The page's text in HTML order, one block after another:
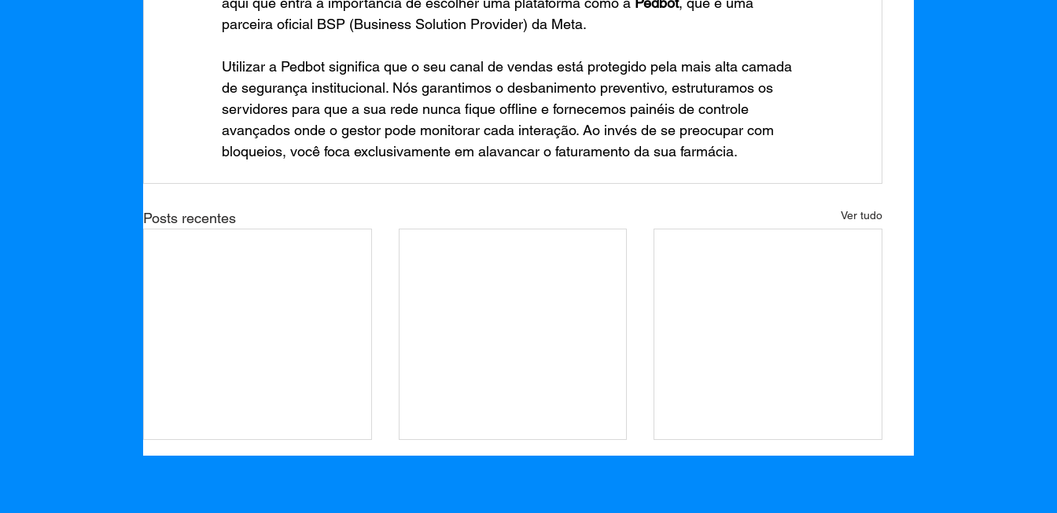
parceira oficial BSP (Business Solution Provider) da Meta.
Utilizar a Pedbot significa que o seu canal de vendas está protegido pela mais alta camada
de segurança institucional. Nós garantimos o desbanimento preventivo, estruturamos os
servidores para que a sua rede nunca fique offline e fornecemos painéis de controle
avançados onde o gestor pode monitorar cada interação. Ao invés de se preocupar com
bloqueios, você foca exclusivamente em alavancar o faturamento da sua farmácia.
Posts recentes Ver tudo